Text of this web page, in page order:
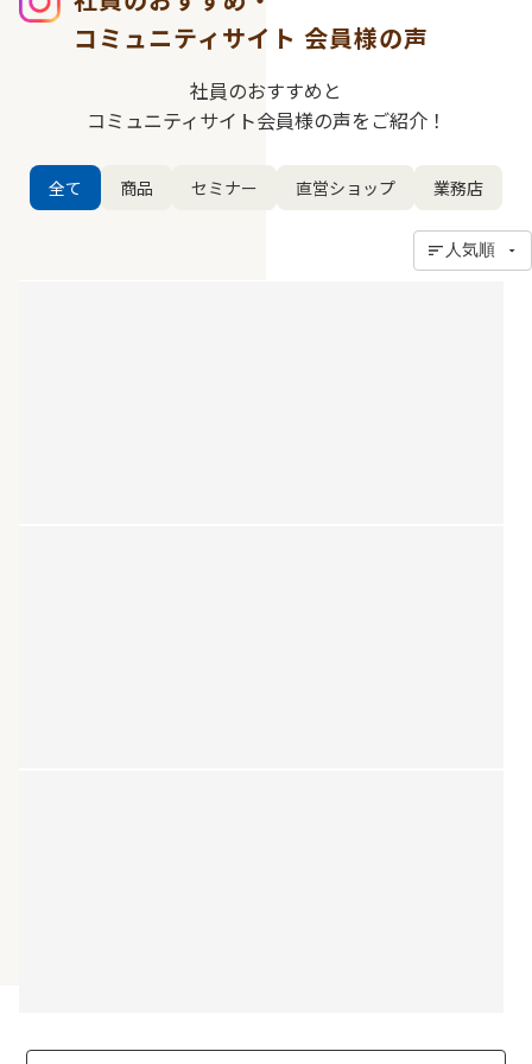
コミュニティサイト 会員様の声
社員のおすすめと
コミュニティサイト会員様の声をご紹介！
全て 商品 セミナー 直営ショップ 業務店
人気順